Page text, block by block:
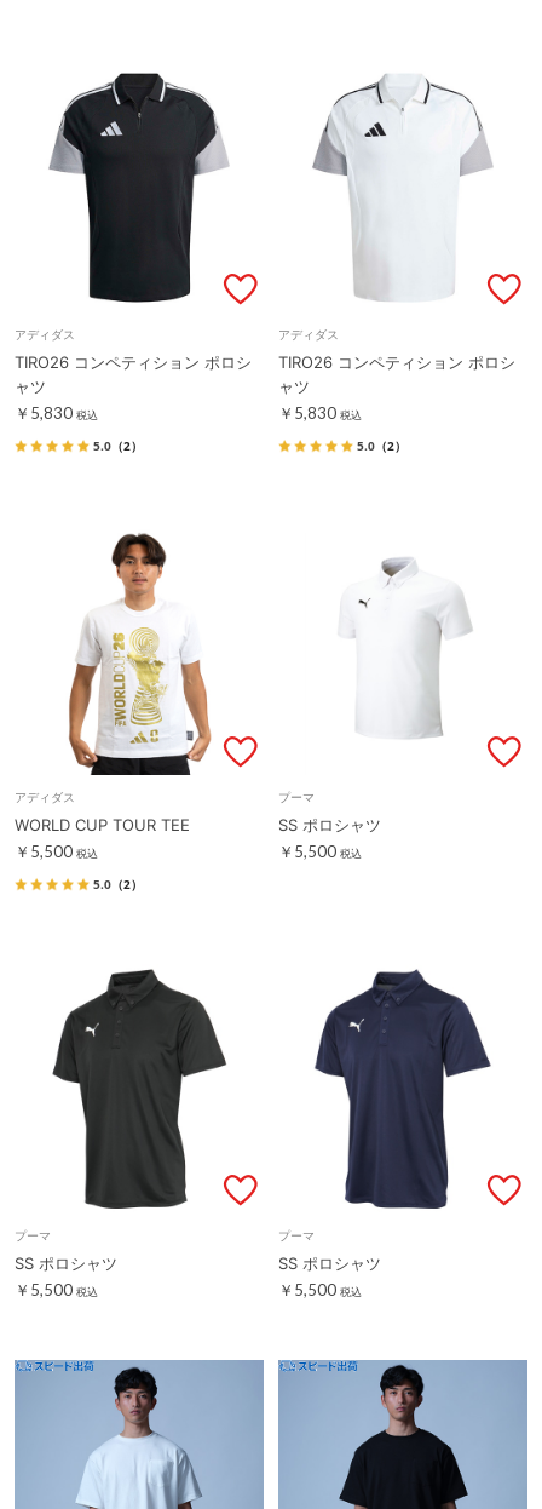
アディダス
TIRO26 コンペティション ポロシ
ャツ
￥5,830 税込
5.0 （2）
アディダス
TIRO26 コンペティション ポロシ
ャツ
￥5,830 税込
5.0 （2）
アディダス
WORLD CUP TOUR TEE
￥5,500 税込
5.0 （2）
プーマ
SS ポロシャツ
￥5,500 税込
プーマ
SS ポロシャツ
￥5,500 税込
プーマ
SS ポロシャツ
￥5,500 税込